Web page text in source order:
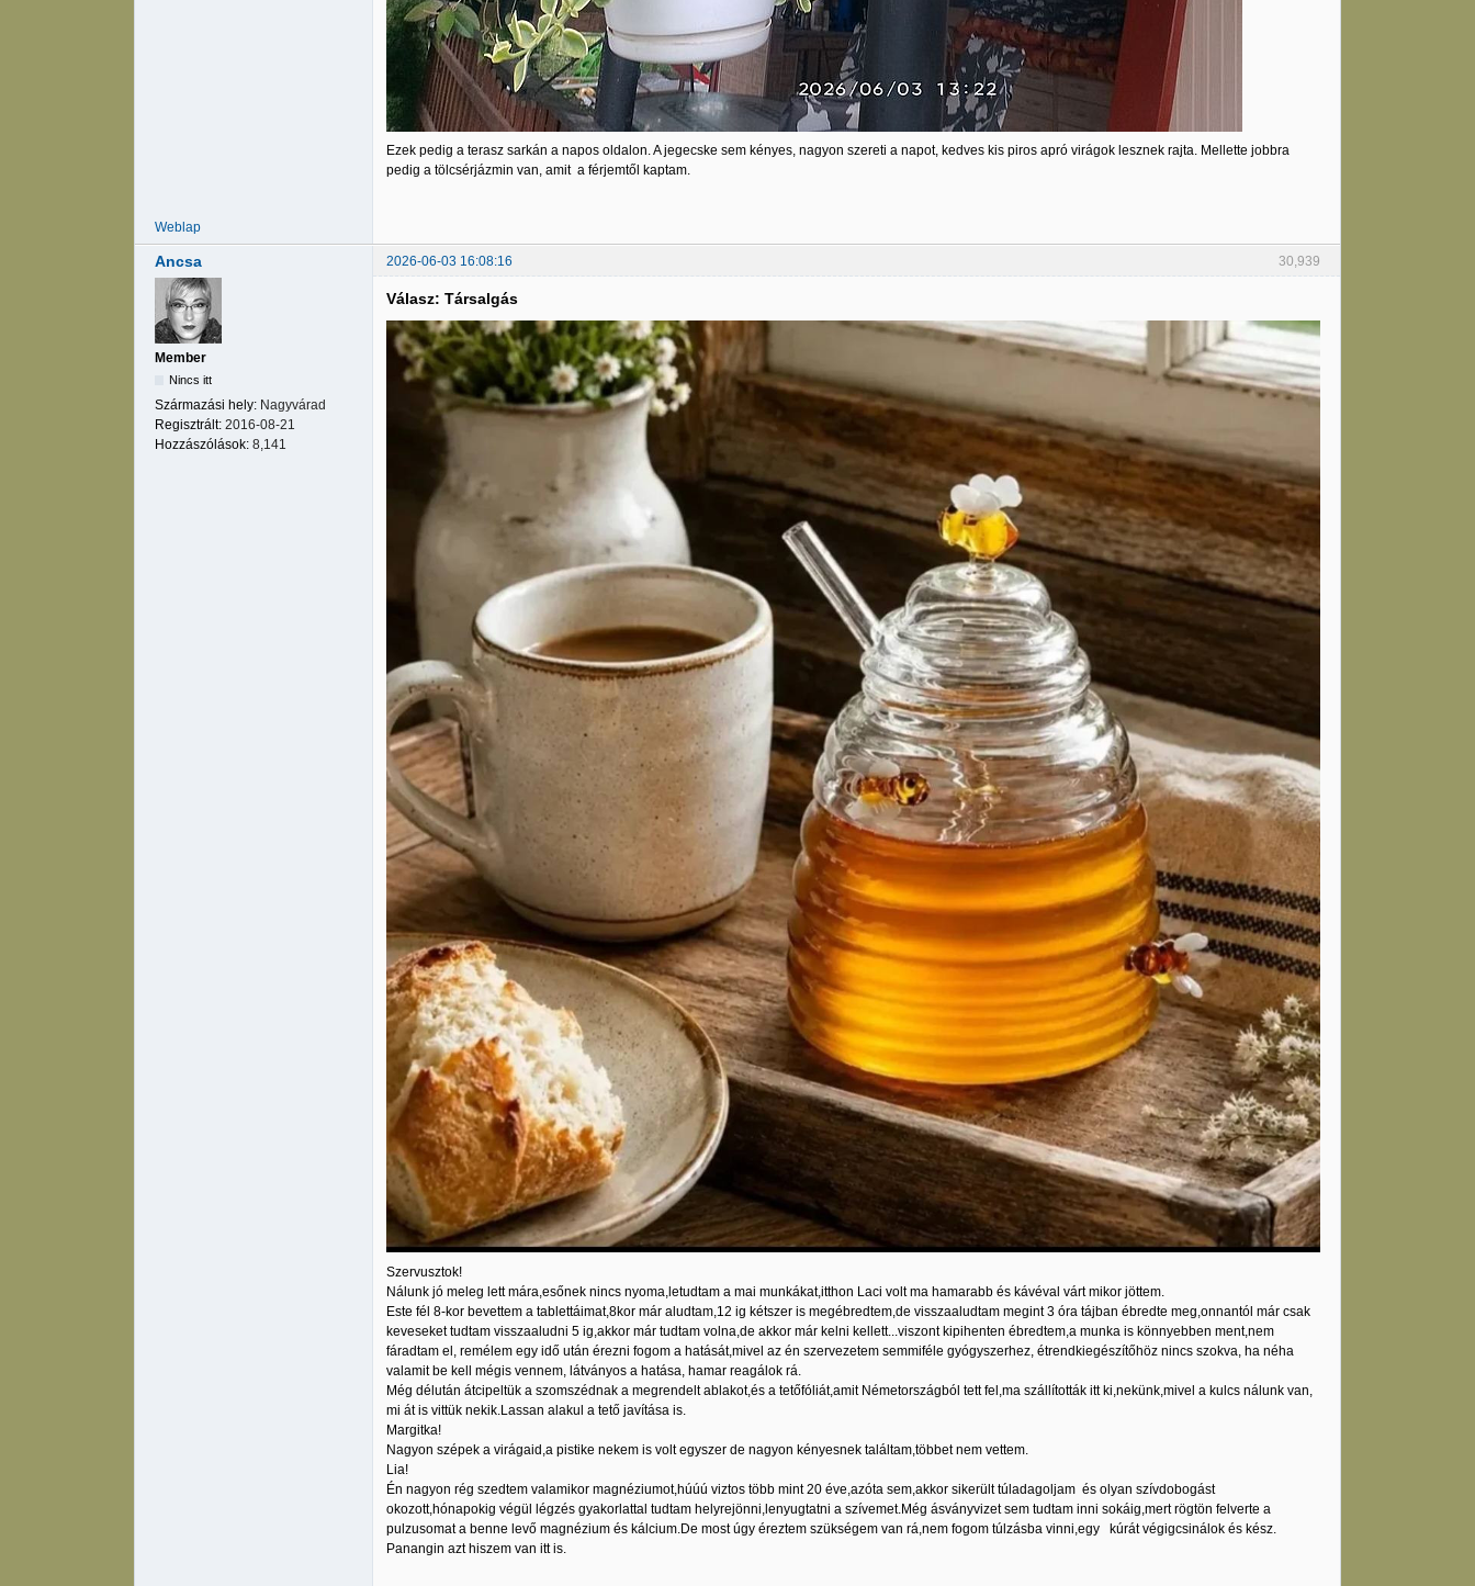
Ezek pedig a terasz sarkán a napos oldalon. A jegecske sem kényes, nagyon szereti a napot, kedves kis piros apró virágok lesznek rajta. Mellette jobbra
pedig a tölcsérjázmin van, amit a férjemtől kaptam.
Weblap
30,939
Ancsa 2026-06-03 16:08:16
Member
Nincs itt
Származási hely: Nagyvárad
Regisztrált: 2016-08-21
Hozzászólások: 8,141
Válasz: Társalgás
Szervusztok!
Nálunk jó meleg lett mára,esőnek nincs nyoma,letudtam a mai munkákat,itthon Laci volt ma hamarabb és kávéval várt mikor jöttem.
Este fél 8-kor bevettem a tablettáimat,8kor már aludtam,12 ig kétszer is megébredtem,de visszaaludtam megint 3 óra tájban ébredte meg,onnantól már csak
keveseket tudtam visszaaludni 5 ig,akkor már tudtam volna,de akkor már kelni kellett...viszont kipihenten ébredtem,a munka is könnyebben ment,nem
fáradtam el, remélem egy idő után érezni fogom a hatását,mivel az én szervezetem semmiféle gyógyszerhez, étrendkiegészítőhöz nincs szokva, ha néha
valamit be kell mégis vennem, látványos a hatása, hamar reagálok rá.
Még délután átcipeltük a szomszédnak a megrendelt ablakot,és a tetőfóliát,amit Németországból tett fel,ma szállították itt ki,nekünk,mivel a kulcs nálunk van,
mi át is vittük nekik.Lassan alakul a tető javítása is.
Margitka!
Nagyon szépek a virágaid,a pistike nekem is volt egyszer de nagyon kényesnek találtam,többet nem vettem.
Lia!
Én nagyon rég szedtem valamikor magnéziumot,húúú viztos több mint 20 éve,azóta sem,akkor sikerült túladagoljam és olyan szívdobogást
okozott,hónapokig végül légzés gyakorlattal tudtam helyrejönni,lenyugtatni a szívemet.Még ásványvizet sem tudtam inni sokáig,mert rögtön felverte a
pulzusomat a benne levő magnézium és kálcium.De most úgy éreztem szükségem van rá,nem fogom túlzásba vinni,egy kúrát végigcsinálok és kész.
Panangin azt hiszem van itt is.